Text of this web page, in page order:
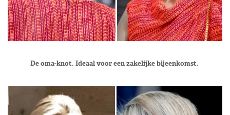
De oma-knot. Ideaal voor een zakelijke bijeenkomst.